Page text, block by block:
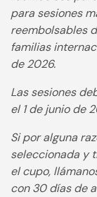
para sesiones
reembolsables
familias
de 2026.
Las sesiones
el 1 de junio de
Si por alguna
seleccionada y
el cupo,
con 30 días de